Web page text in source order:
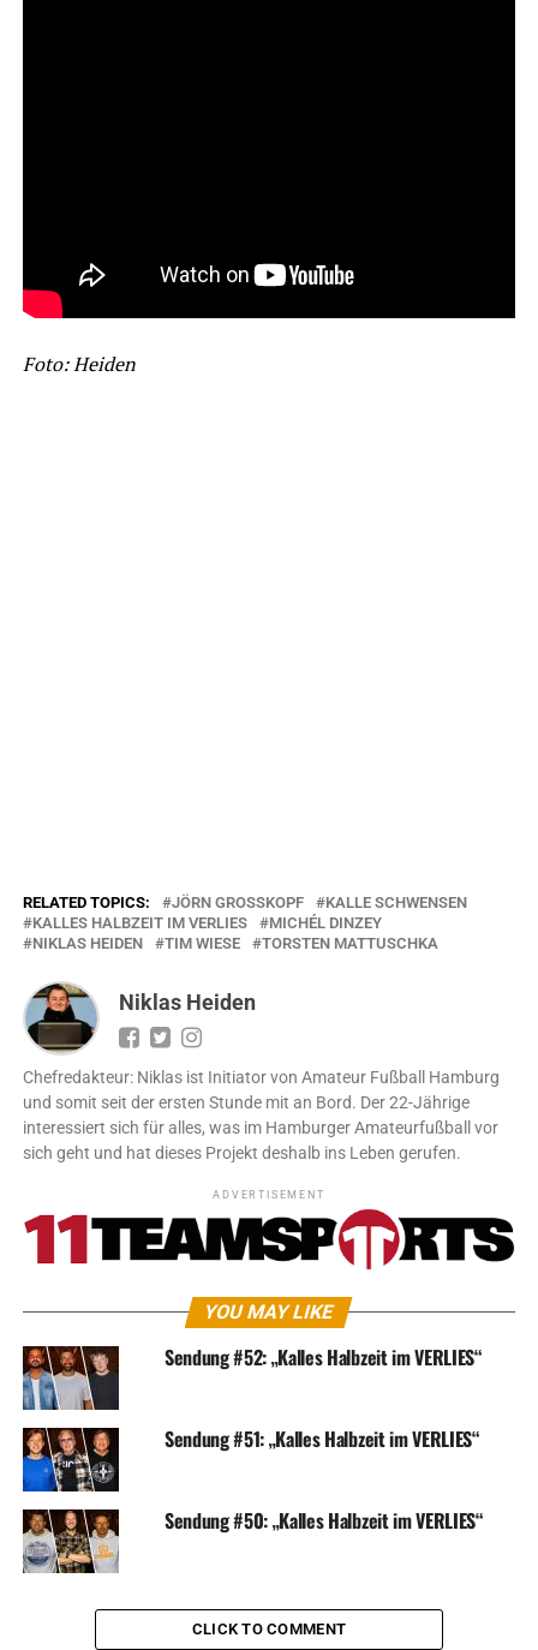
Foto: Heiden
RELATED TOPICS: JÖRN GROSSKOPF
KALLE SCHWENSEN
KALLES HALBZEIT IM VERLIES
MICHÉL DINZEY
NIKLAS HEIDEN
TIM WIESE TORSTEN MATTUSCHKA
Niklas Heiden
Chefredakteur: Niklas ist Initiator von Amateur Fußball Hamburg
und somit seit der ersten Stunde mit an Bord. Der 22-Jährige
interessiert sich für alles, was im Hamburger Amateurfußball vor
sich geht und hat dieses Projekt deshalb ins Leben gerufen.
ADVERTISEMENT
YOU MAY LIKE
Sendung #52: „Kalles Halbzeit im VERLIES“
Sendung #51: „Kalles Halbzeit im VERLIES“
Sendung #50: „Kalles Halbzeit im VERLIES“
CLICK TO COMMENT